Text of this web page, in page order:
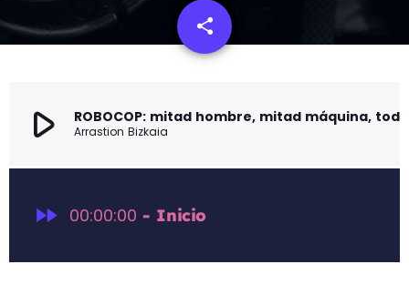
share
email
play_arrow Arrastion Bizkaia
fast_forward 00:00:00 - Inicio